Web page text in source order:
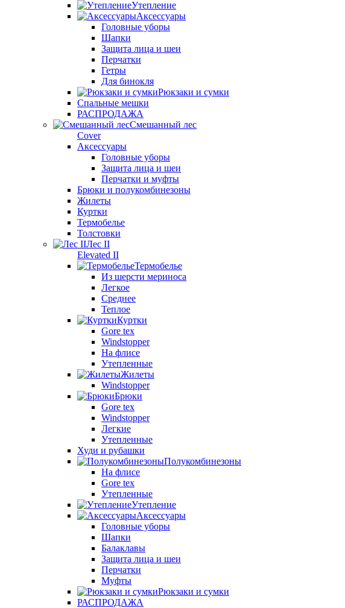
Утепление
Аксессуары
Головные уборы
Шапки
Защита лица и шеи
Перчатки
Гетры
Для бинокля
Рюкзаки и сумки
Спальные мешки
РАСПРОДАЖА
Смешанный лес
Cover
Аксессуары
Головные уборы
Защита лица и шеи
Перчатки и муфты
Брюки и полукомбинезоны
Жилеты
Куртки
Термобелье
Толстовки
Лес II
Elevated II
Термобелье
Из шерсти мериноса
Легкое
Среднее
Теплое
Куртки
Gore tex
Windstopper
На флисе
Утепленные
Жилеты
Windstopper
Брюки
Gore tex
Windstopper
Легкие
Утепленные
Худи и рубашки
Полукомбинезоны
На флисе
Gore tex
Утепленные
Утепление
Аксессуары
Головные уборы
Шапки
Балаклавы
Защита лица и шеи
Перчатки
Муфты
Рюкзаки и сумки
РАСПРОДАЖА